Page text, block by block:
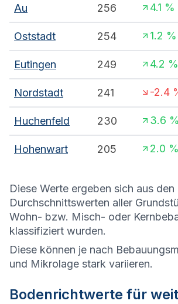
Au 256 4.1 %
Oststadt 254 1.2 %
Eutingen 249 4.2 %
Nordstadt 241 -2.4
Huchenfeld 230 3.6 %
Hohenwart 205 2.0 %
Diese Werte ergeben sich aus den
Durchschnittswerten aller
Wohn- bzw. Misch- oder
klassifiziert wurden.
Diese können je nach
und Mikrolage stark variieren.
Bodenrichtwerte für